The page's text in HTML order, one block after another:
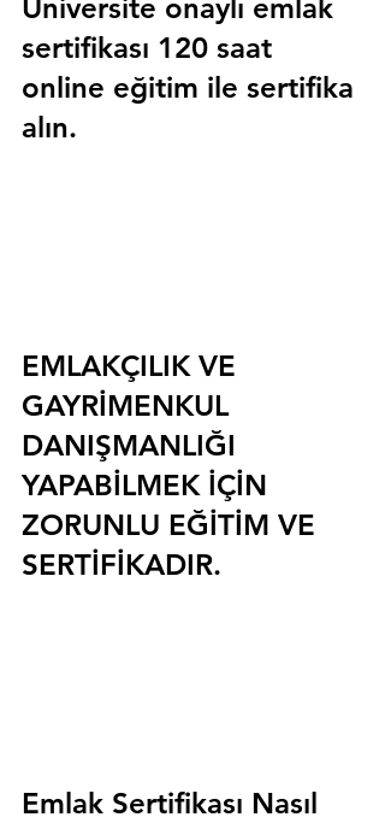
Üniversite onaylı emlak
sertifikası 120 saat
online eğitim ile sertifika
alın.
EMLAKÇILIK VE
GAYRİMENKUL
DANIŞMANLIĞI
YAPABİLMEK İÇİN
ZORUNLU EĞİTİM VE
SERTİFİKADIR.
Emlak Sertifikası Nasıl